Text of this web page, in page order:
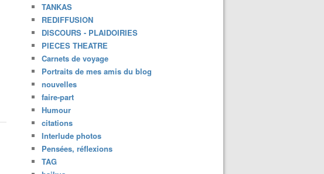
TANKAS
REDIFFUSION
DISCOURS - PLAIDOIRIES
PIECES THEATRE
Carnets de voyage
Portraits de mes amis du blog
nouvelles
faire-part
Humour
citations
Interlude photos
Pensées, réflexions
TAG